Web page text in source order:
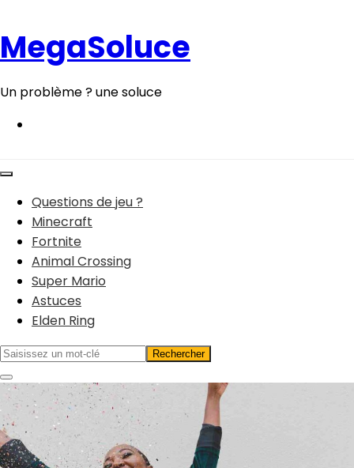
contenu
MegaSoluce
Un problème ? une soluce
Questions de jeu ?
Minecraft
Fortnite
Animal Crossing
Super Mario
Astuces
Elden Ring